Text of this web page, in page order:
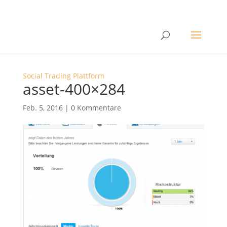
Social Trading Plattform
asset-400×284
Feb. 5, 2016| 0 Kommentare